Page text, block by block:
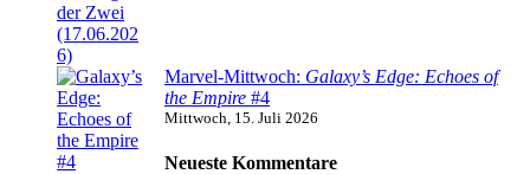
Marvel-Mittwoch: Galaxy’s Edge: Echoes of
the Empire #4
Mittwoch, 15. Juli 2026
Neueste Kommentare